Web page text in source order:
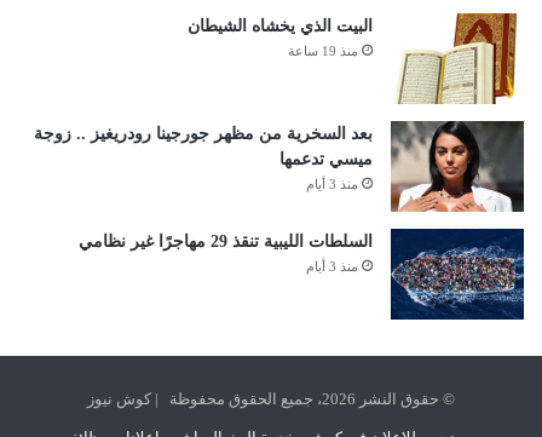
البيت الذي يخشاه الشيطان
منذ 19 ساعة
بعد السخرية من مظهر جورجينا رودريغيز .. زوجة
ميسي تدعمها
منذ 3 أيام
السلطات الليبية تنقذ 29 مهاجرًا غير نظامي
منذ 3 أيام
© حقوق النشر 2026، جميع الحقوق محفوظة | كوش نيوز